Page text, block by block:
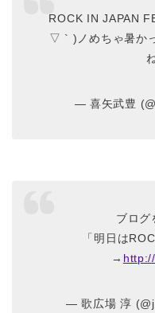
ROCK IN JAPAN
▽ ` )ノめちゃ暑か
— 喜矢武豊
ブログ
「明日は
→
— 歌広場 淳